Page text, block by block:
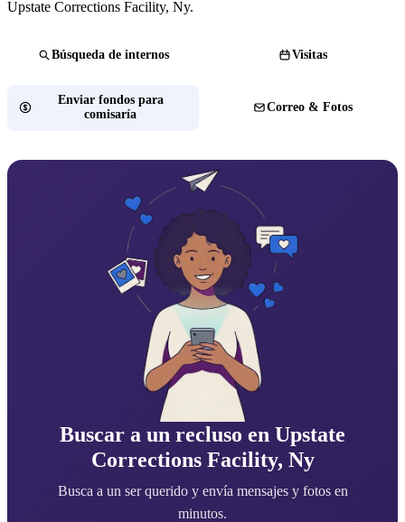
Upstate Corrections Facility, Ny.
Búsqueda de internos Visitas
Enviar fondos para
comisaría
Correo & Fotos
Buscar a un recluso en Upstate
Corrections Facility, Ny
Busca a un ser querido y envía mensajes y fotos en
minutos.